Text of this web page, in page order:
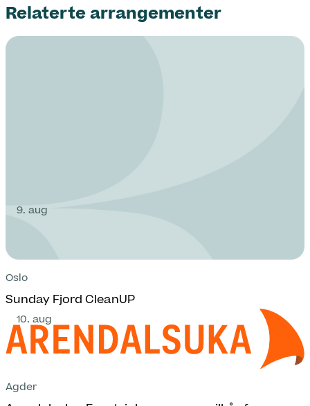
Relaterte arrangementer
9. aug
Oslo
Sunday Fjord CleanUP
10. aug
Agder